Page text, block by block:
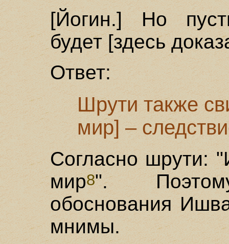
[Йогин.] Но
будет [здесь
Ответ:
Шрути также
мир] –
Согласно шрути:
мир8".
обоснования
мнимы.